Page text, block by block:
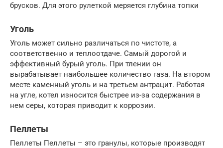
брусков. Для этого рулеткой меряется глубина топки
Уголь
Уголь может сильно различаться по чистоте, а
соответственно и теплоотдаче. Самый дорогой и
эффективный бурый уголь. При тлении он
вырабатывает наибольшее количество газа. На втором
месте каменный уголь и на третьем антрацит. Работая
на угле, котел износится быстрее из-за содержания в
нем серы, которая приводит к коррозии.
Пеллеты
Пеллеты Пеллеты – это гранулы, которые производят